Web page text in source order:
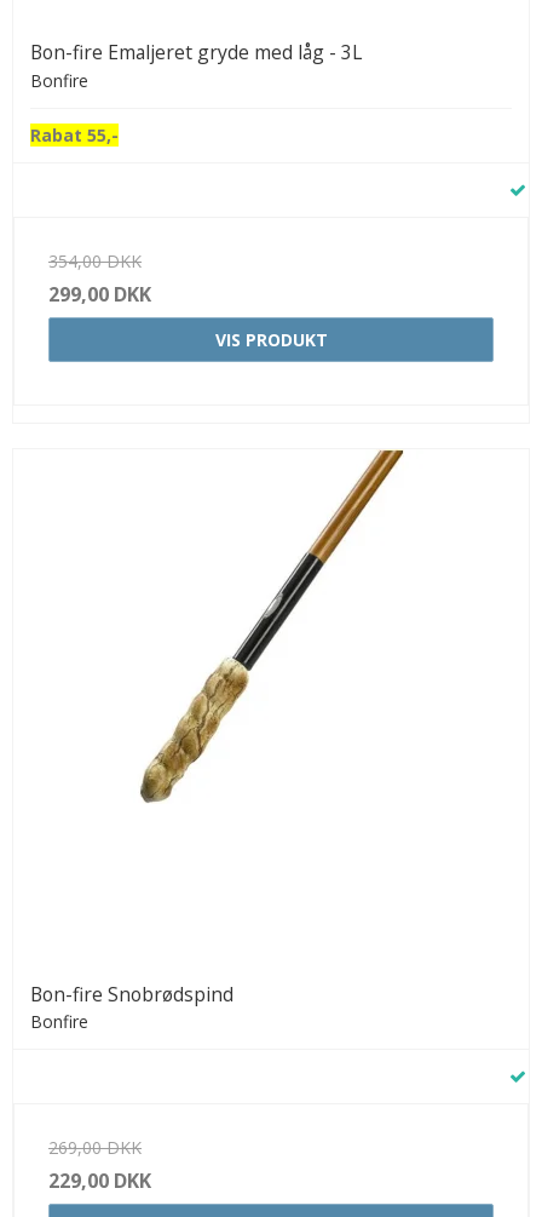
Bon-fire Emaljeret gryde med låg - 3L
Bonfire
Rabat 55,-
354,00 DKK
299,00 DKK
VIS PRODUKT
Bon-fire Snobrødspind
Bonfire
269,00 DKK
229,00 DKK